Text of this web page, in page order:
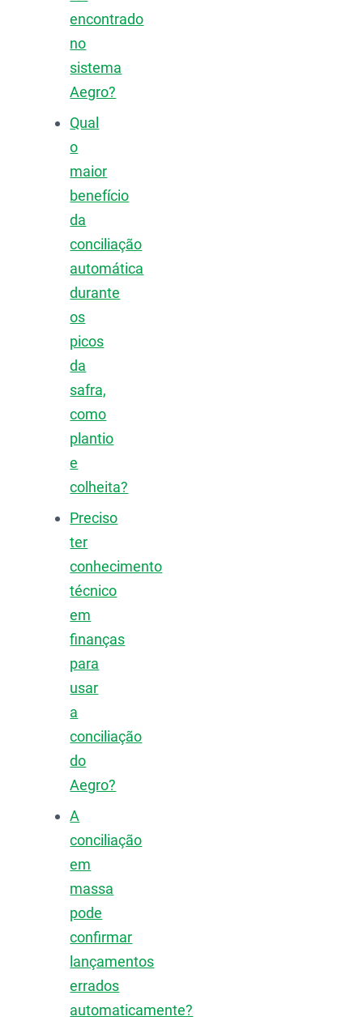
encontrado
no
sistema
Aegro?
Qual
o
maior
benefício
da
conciliação
automática
durante
os
picos
da
safra,
como
plantio
e
colheita?
Preciso
ter
conhecimento
técnico
em
finanças
para
usar
a
conciliação
do
Aegro?
A
conciliação
em
massa
pode
confirmar
lançamentos
errados
automaticamente?